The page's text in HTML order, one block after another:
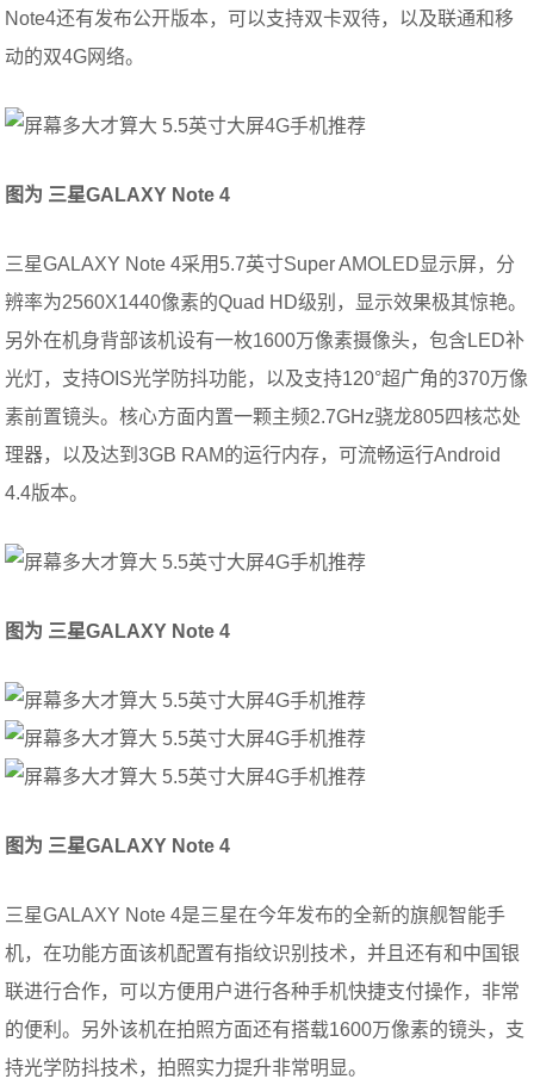
Note4还有发布公开版本，可以支持双卡双待，以及联通和移
动的双4G网络。
图为 三星GALAXY Note 4
三星GALAXY Note 4采用5.7英寸Super AMOLED显示屏，分
辨率为2560X1440像素的Quad HD级别，显示效果极其惊艳。
另外在机身背部该机设有一枚1600万像素摄像头，包含LED补
光灯，支持OIS光学防抖功能，以及支持120°超广角的370万像
素前置镜头。核心方面内置一颗主频2.7GHz骁龙805四核芯处
理器，以及达到3GB RAM的运行内存，可流畅运行Android
4.4版本。
图为 三星GALAXY Note 4
图为 三星GALAXY Note 4
三星GALAXY Note 4是三星在今年发布的全新的旗舰智能手
机，在功能方面该机配置有指纹识别技术，并且还有和中国银
联进行合作，可以方便用户进行各种手机快捷支付操作，非常
的便利。另外该机在拍照方面还有搭载1600万像素的镜头，支
持光学防抖技术，拍照实力提升非常明显。